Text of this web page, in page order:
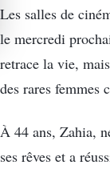
Les salles de
le mercredi
retrace la vie,
des rares femmes
À 44 ans, Zahia,
ses rêves et a